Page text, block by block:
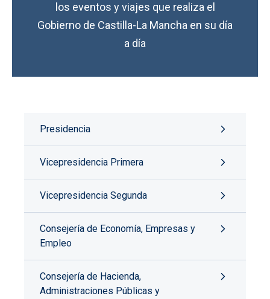
los eventos y viajes que realiza el
Gobierno de Castilla-La Mancha en su día
a día
Presidencia
Vicepresidencia Primera
Vicepresidencia Segunda
Consejería de Economía, Empresas y
Empleo
Consejería de Hacienda,
Administraciones Públicas y